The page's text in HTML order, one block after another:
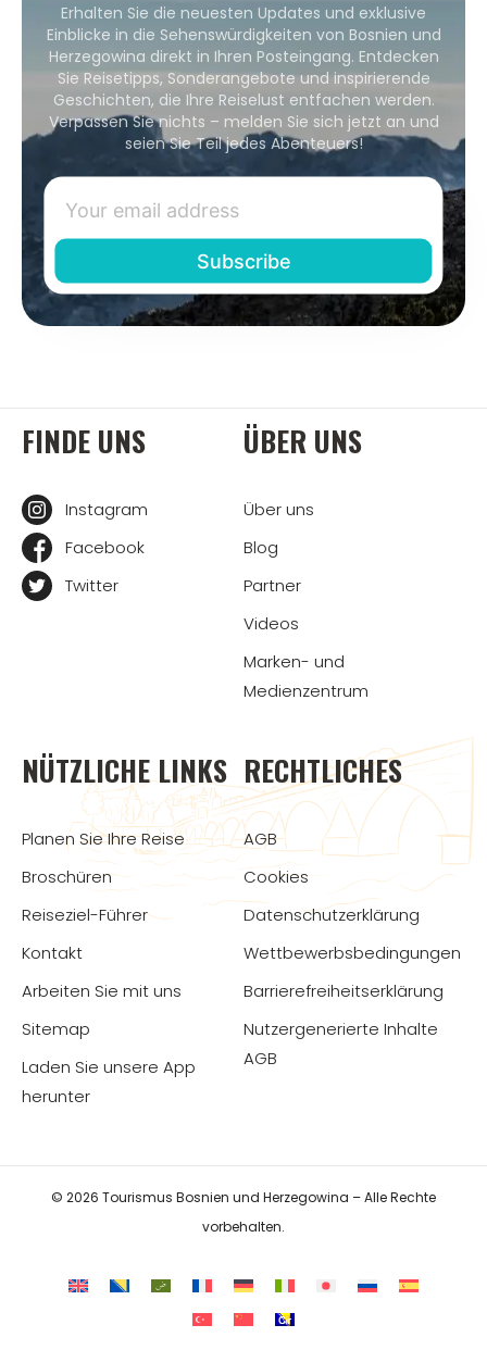
Erhalten Sie die neuesten Updates und exklusive
Einblicke in die Sehenswürdigkeiten von Bosnien und
Herzegowina direkt in Ihren Posteingang. Entdecken
Sie Reisetipps, Sonderangebote und inspirierende
Geschichten, die Ihre Reiselust entfachen werden.
Verpassen Sie nichts – melden Sie sich jetzt an und
seien Sie Teil jedes Abenteuers!
FINDE UNS
Instagram
Facebook
Twitter
ÜBER UNS
Über uns
Blog
Partner
Videos
Marken- und
Medienzentrum
NÜTZLICHE LINKS
Planen Sie Ihre Reise
Broschüren
Reiseziel-Führer
Kontakt
Arbeiten Sie mit uns
Sitemap
Laden Sie unsere App
herunter
RECHTLICHES
AGB
Cookies
Datenschutzerklärung
Wettbewerbsbedingungen
Barrierefreiheitserklärung
Nutzergenerierte Inhalte
AGB
© 2026 Tourismus Bosnien und Herzegowina – Alle Rechte
vorbehalten.